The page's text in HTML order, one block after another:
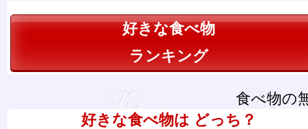
好きな食べ物
ランキング
食べ物の
好きな食べ物は どっち？